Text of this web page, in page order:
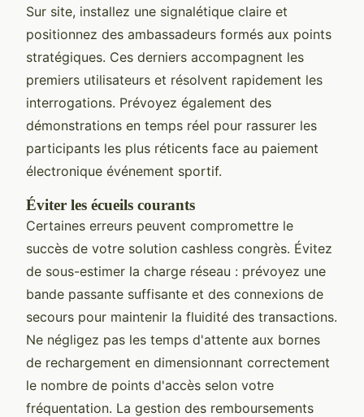
Sur site, installez une signalétique claire et
positionnez des ambassadeurs formés aux points
stratégiques. Ces derniers accompagnent les
premiers utilisateurs et résolvent rapidement les
interrogations. Prévoyez également des
démonstrations en temps réel pour rassurer les
participants les plus réticents face au paiement
électronique événement sportif.
Éviter les écueils courants
Certaines erreurs peuvent compromettre le
succès de votre solution cashless congrès. Évitez
de sous-estimer la charge réseau : prévoyez une
bande passante suffisante et des connexions de
secours pour maintenir la fluidité des transactions.
Ne négligez pas les temps d'attente aux bornes
de rechargement en dimensionnant correctement
le nombre de points d'accès selon votre
fréquentation. La gestion des remboursements